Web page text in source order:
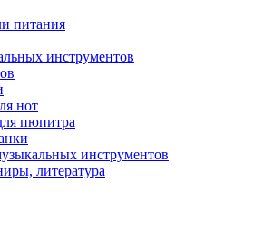
питания
инструментов
нот
пюпитра
инструментов
литература